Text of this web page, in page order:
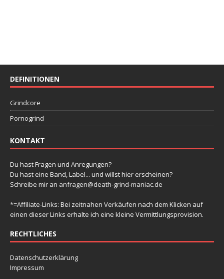
DEFINITIONEN
Grindcore
Pornogrind
KONTAKT
Du hast Fragen und Anregungen?
Du hast eine Band, Label... und willst hier erscheinen?
Schreibe mir an anfragen@death-grind-maniac.de
*=Affiliate-Links: Bei zeitnahen Verkäufen nach dem Klicken auf
einen dieser Links erhalte ich eine kleine Vermittlungsprovision.
RECHTLICHES
Datenschutzerklärung
Impressum